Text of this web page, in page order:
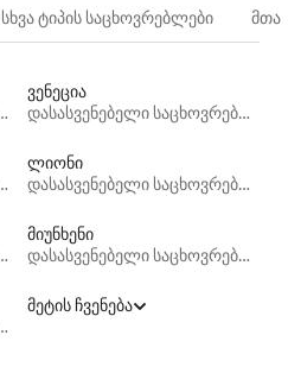
სხვა ტიპის საცხოვრებლები
ვენეცია
დასასვენებელი საცხოვრებლები
ლიონი
დასასვენებელი საცხოვრებლები
მიუნხენი
დასასვენებელი საცხოვრებლები
მეტის ჩვენება